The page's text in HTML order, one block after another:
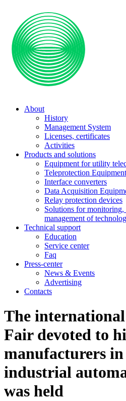
About
History
Management System
Licenses, certificates
Activities
Products and solutions
Equipment for utility
Teleprotection Equipment
Interface converters
Data Acquisition
Relay protection devices
Solutions for
management of
Technical support
Education
Service center
Faq
Press-center
News & Events
Advertising
Contacts
The international
Fair devoted to
manufacturers
industrial
was held